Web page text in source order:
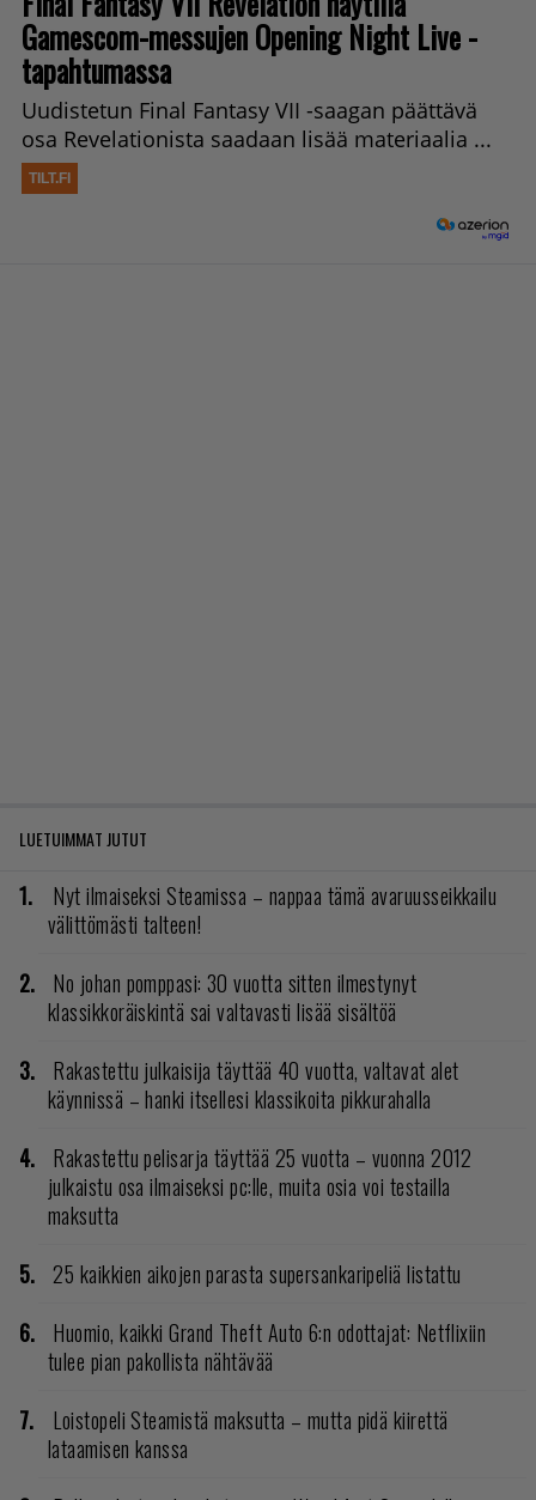
LUETUIMMAT JUTUT
Nyt ilmaiseksi Steamissa – nappaa tämä avaruusseikkailu
välittömästi talteen!
No johan pomppasi: 30 vuotta sitten ilmestynyt
klassikkoräiskintä sai valtavasti lisää sisältöä
Rakastettu julkaisija täyttää 40 vuotta, valtavat alet
käynnissä – hanki itsellesi klassikoita pikkurahalla
Rakastettu pelisarja täyttää 25 vuotta – vuonna 2012
julkaistu osa ilmaiseksi pc:lle, muita osia voi testailla
maksutta
25 kaikkien aikojen parasta supersankaripeliä listattu
Huomio, kaikki Grand Theft Auto 6:n odottajat: Netflixiin
tulee pian pakollista nähtävää
Loistopeli Steamistä maksutta – mutta pidä kiirettä
lataamisen kanssa